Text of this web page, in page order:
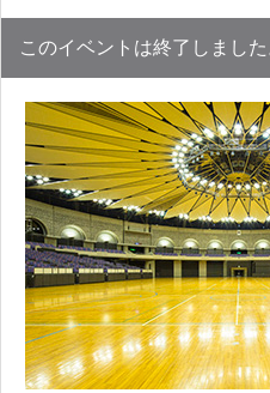
このイベントは終了しまし